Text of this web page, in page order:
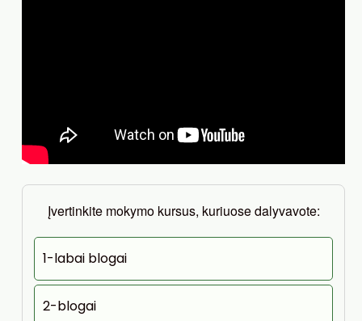
Įvertinkite mokymo kursus, kuriuose dalyvavote:
1-labai blogai
2-blogai